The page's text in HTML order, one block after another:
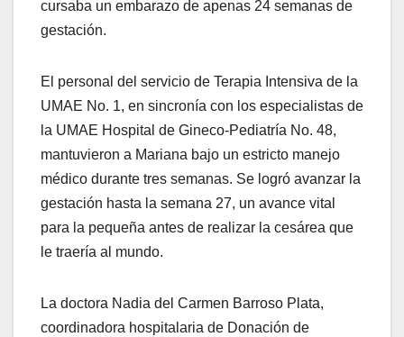
cursaba un embarazo de apenas 24 semanas de
gestación.
El personal del servicio de Terapia Intensiva de la
UMAE No. 1, en sincronía con los especialistas de
la UMAE Hospital de Gineco-Pediatría No. 48,
mantuvieron a Mariana bajo un estricto manejo
médico durante tres semanas. Se logró avanzar la
gestación hasta la semana 27, un avance vital
para la pequeña antes de realizar la cesárea que
le traería al mundo.
La doctora Nadia del Carmen Barroso Plata,
coordinadora hospitalaria de Donación de